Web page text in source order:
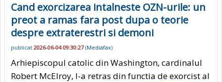
Cand exorcizarea intalneste OZN-urile: un
preot a ramas fara post dupa o teorie
despre extraterestri si demoni
publicat 2026-06-04 09:30:27(Mediafax)
Arhiepiscopul catolic din Washington, cardinalul
Robert McElroy, l-a retras din functia de exorcist al